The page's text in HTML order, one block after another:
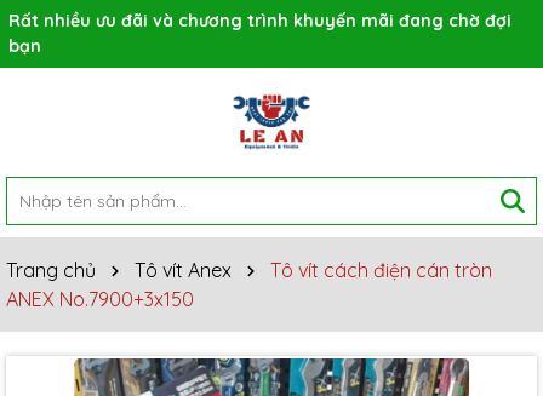
Rất nhiều ưu đãi và chương trình khuyến mãi đang chờ đợi
bạn
Trang chủ Tô vít Anex
Tô vít cách điện cán tròn
ANEX No.7900+3x150